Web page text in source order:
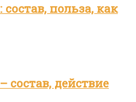
польза, как
действие